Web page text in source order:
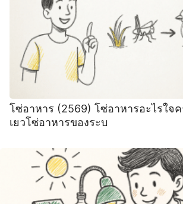
โซ่อาหาร (2569) โซ่อาหารอะไรใจ
เยวโซ่อาหารของระบ